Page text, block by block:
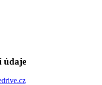
údaje